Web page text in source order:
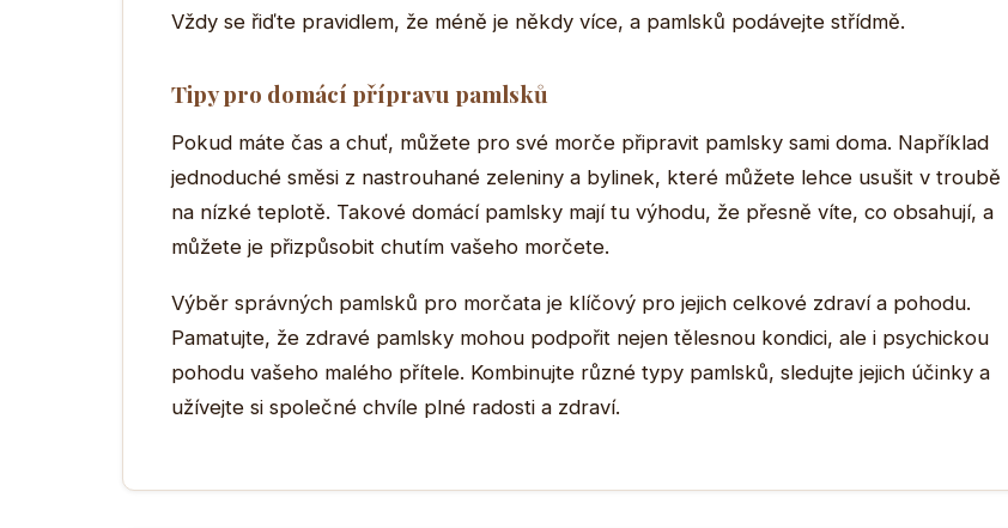
Vždy se řiďte pravidlem, že méně je někdy více, a pamlsků podávejte střídmě.
Tipy pro domácí přípravu pamlsků
Pokud máte čas a chuť, můžete pro své morče připravit pamlsky sami doma. Například
jednoduché směsi z nastrouhané zeleniny a bylinek, které můžete lehce usušit v troubě
na nízké teplotě. Takové domácí pamlsky mají tu výhodu, že přesně víte, co obsahují, a
můžete je přizpůsobit chutím vašeho morčete.
Výběr správných pamlsků pro morčata je klíčový pro jejich celkové zdraví a pohodu.
Pamatujte, že zdravé pamlsky mohou podpořit nejen tělesnou kondici, ale i psychickou
pohodu vašeho malého přítele. Kombinujte různé typy pamlsků, sledujte jejich účinky a
užívejte si společné chvíle plné radosti a zdraví.